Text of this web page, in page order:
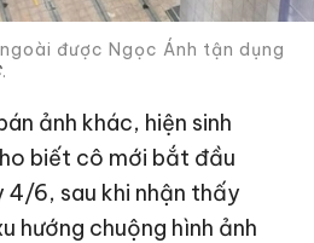
được Ngọc Ánh tận dụng
.
ảnh khác, hiện sinh
biết cô mới bắt đầu
4/6, sau khi nhận thấy
hướng chuộng hình ảnh